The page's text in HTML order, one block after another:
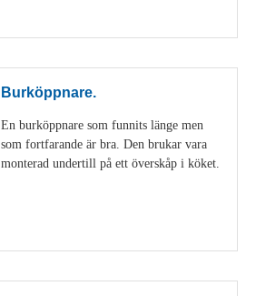
Burköppnare.
En burköppnare som funnits länge men
som fortfarande är bra. Den brukar vara
monterad undertill på ett överskåp i köket.